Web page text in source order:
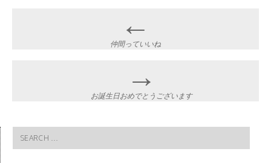
navigation
←
仲間っていいね
→
お誕生日おめでとうございます
Search
for: